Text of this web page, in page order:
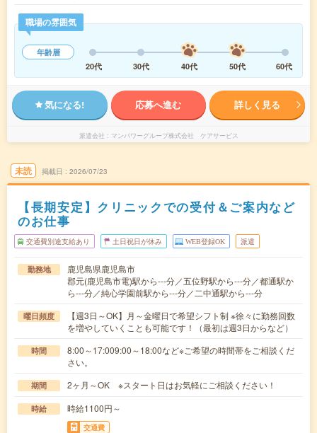
職場の雰囲気
年齢層
20代
30代 40代 50代 60代
気になる! 応募へ進む 詳しく見る
派遣会社 マンパワーグループ株式会社 ケアサービス
未読 掲載日 2026/07/23
【長期安定】クリニックでの受付＆ご案内など
のお仕事
交通費別途支給あり 土日祝日が休み WEB登録OK 派遣
勤務地
鹿児島県鹿児島市
郡元(鹿児島市電)駅から---分／五位野駅から---分／都通駅か
ら---分／純心学園前駅から---分／二中通駅から---分
曜日頻度
【週3日～OK】月～金曜日で希望シフト制 ※徐々に勤務回数
を増やしていくことも可能です！（最初は週3日からなど）
時間
8:00～17:009:00～18:00など※ご希望の時間帯をご相談くだ
さい。
期間 2ヶ月～OK ※スタート日はお気軽にご相談ください！
時給 時給1100円～
交通費